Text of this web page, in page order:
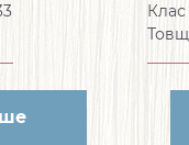
Клас